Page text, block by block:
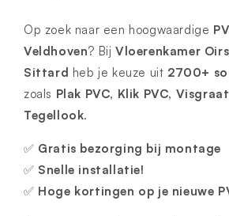
Op zoek naar een hoogwaardige
Veldhoven? BijVloerenkamer
Sittard heb je keuze uit 2700+
zoals Plak PVC, Klik PVC,
Tegellook.
✅ Gratis bezorging bij montage
✅ Snelle installatie!
✅ Hoge kortingen op je nieuwe